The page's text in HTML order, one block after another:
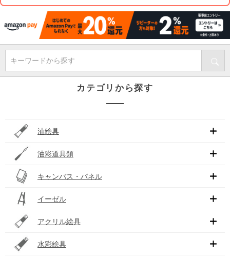
キーワードから探す
カテゴリから探す
油絵具
油彩道具類
キャンバス・パネル
イーゼル
アクリル絵具
水彩絵具